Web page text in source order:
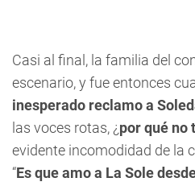
Casi al final, la familia del
escenario, y fue entonces
inesperado reclamo a
las voces rotas, ¿por qué no
evidente incomodidad de la
“Es que amo a La Sole